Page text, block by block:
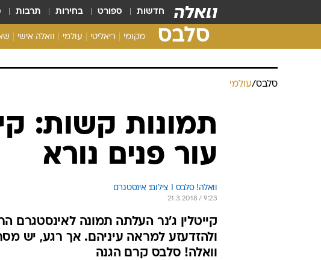
חדשות ספורט בחירות תרבות
סלבס מקומי ריאליטי עולמי וואלה אישי
סלבס/עולמי
תמונות קשות:
עור פנים נורא
וואלה! סלבס I צילום: אינסטגרם
21.3.2018 / 9:23
קייטלין ג'נר העלתה תמונה
ולהזדעזע למראה עיניהם. אך רגע, יש
וואלה! סלבס קרם הגנה